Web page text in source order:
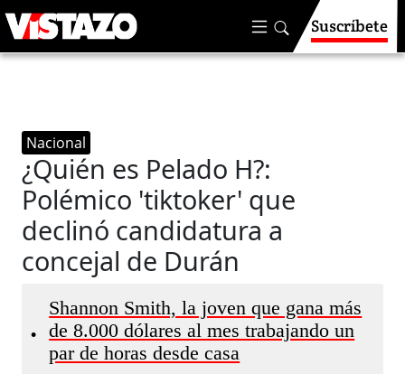
Suscríbete
Nacional
¿Quién es Pelado H?:
Polémico 'tiktoker' que
declinó candidatura a
concejal de Durán
•
Shannon Smith, la joven que gana más
de 8.000 dólares al mes trabajando un
par de horas desde casa